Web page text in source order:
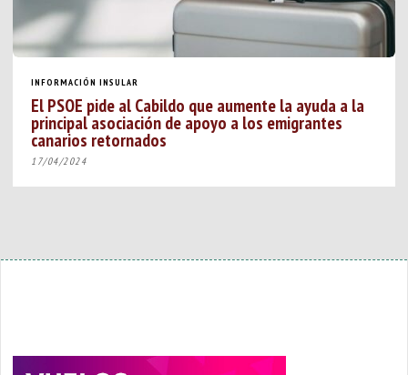
INFORMACIÓN INSULAR
El PSOE pide al Cabildo que aumente la ayuda a la
principal asociación de apoyo a los emigrantes
canarios retornados
17/04/2024